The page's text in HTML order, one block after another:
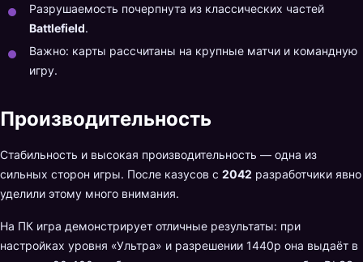
Разрушаемость почерпнута из классических частей
Battlefield.
Важно: карты рассчитаны на крупные матчи и командную
игру.
Производительность
Стабильность и высокая производительность — одна из
сильных сторон игры. После казусов с 2042 разработчики явно
уделили этому много внимания.
На ПК игра демонстрирует отличные результаты: при
настройках уровня «Ультра» и разрешении 1440p она выдаёт в